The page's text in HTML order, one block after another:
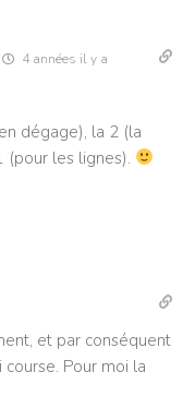
4 années il y a
dégage), la 2 (la
(pour les lignes).
et par conséquent
course. Pour moi la